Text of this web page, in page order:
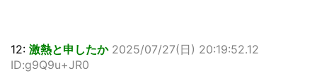
12: 激熱と申したか 2025/07/27(日) 20:19:52.12
ID:g9Q9u+JR0